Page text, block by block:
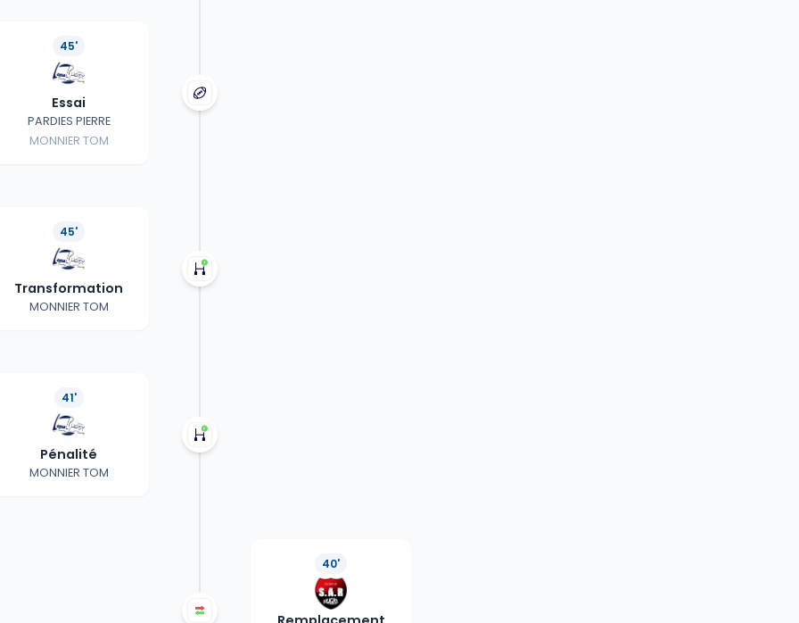
45'
Essai
PARDIES PIERRE
MONNIER TOM
45'
Transformation
MONNIER TOM
41'
Pénalité
MONNIER TOM
40'